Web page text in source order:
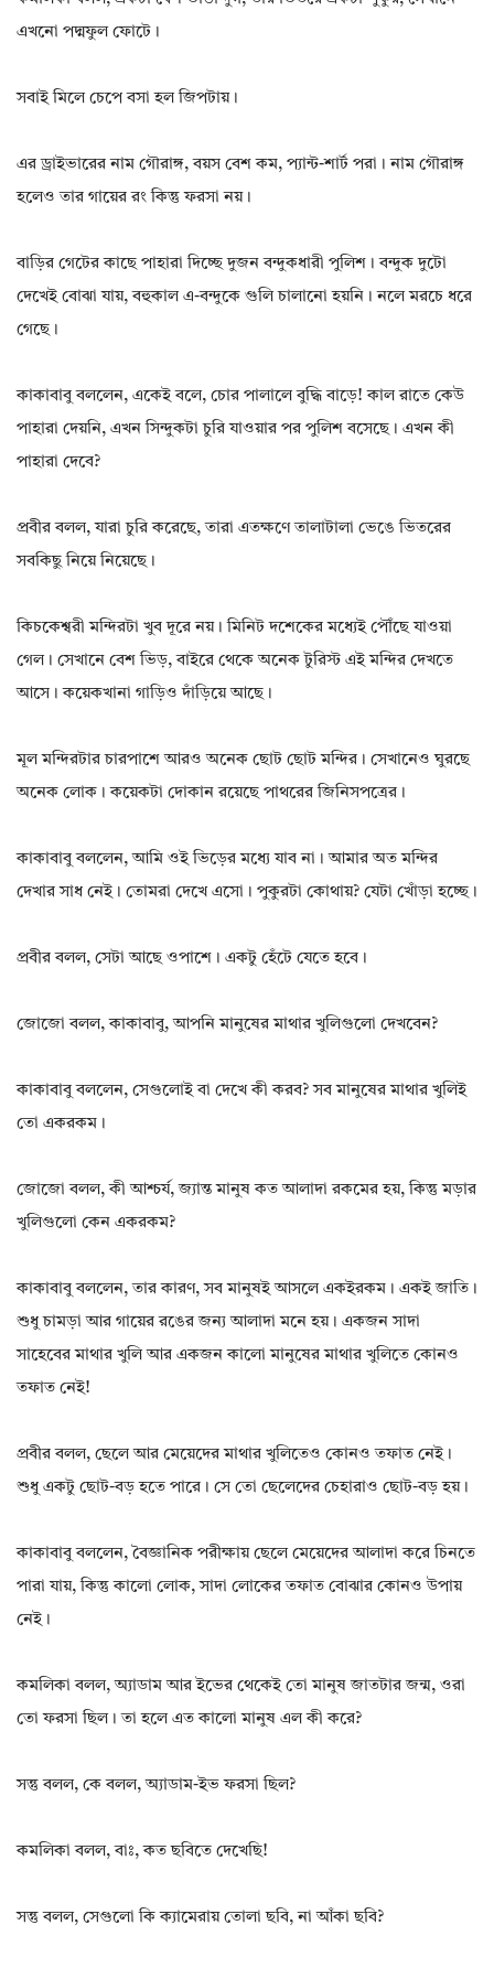
এখনো পদ্মফুল ফোটে।
সবাই মিলে চেপে বসা হল জিপটায়।
এর ড্রাইভারের নাম গৌরাঙ্গ, বয়স বেশ কম, প্যান্ট-শার্ট পরা। নাম গৌরাঙ্গ
হলেও তার গায়ের রং কিন্তু ফরসা নয়।
বাড়ির গেটের কাছে পাহারা দিচ্ছে দুজন বন্দুকধারী পুলিশ। বন্দুক দুটো
দেখেই বোঝা যায়, বহুকাল এ-বন্দুকে গুলি চালানো হয়নি। নলে মরচে ধরে
গেছে।
কাকাবাবু বললেন, একেই বলে, চোর পালালে বুদ্ধি বাড়ে! কাল রাতে কেউ
পাহারা দেয়নি, এখন সিন্দুকটা চুরি যাওয়ার পর পুলিশ বসেছে। এখন কী
পাহারা দেবে?
প্ৰবীর বলল, যারা চুরি করেছে, তারা এতক্ষণে তালাটালা ভেঙে ভিতরের
সবকিছু নিয়ে নিয়েছে।
কিচকেশ্বরী মন্দিরটা খুব দূরে নয়। মিনিট দশেকের মধ্যেই পৌঁছে যাওয়া
গেল। সেখানে বেশ ভিড়, বাইরে থেকে অনেক টুরিস্ট এই মন্দির দেখতে
আসে। কয়েকখানা গাড়িও দাঁড়িয়ে আছে।
মূল মন্দিরটার চারপাশে আরও অনেক ছোট ছোট মন্দির। সেখানেও ঘুরছে
অনেক লোক। কয়েকটা দোকান রয়েছে পাথরের জিনিসপত্রের।
কাকাবাবু বললেন, আমি ওই ভিড়ের মধ্যে যাব না। আমার অত মন্দির
দেখার সাধ নেই। তোমরা দেখে এসো। পুকুরটা কোথায়? যেটা খোঁড়া হচ্ছে।
প্ৰবীর বলল, সেটা আছে ওপাশে। একটু হেঁটে যেতে হবে।
জোজো বলল, কাকাবাবু, আপনি মানুষের মাথার খুলিগুলো দেখবেন?
কাকাবাবু বললেন, সেগুলোই বা দেখে কী করব? সব মানুষের মাথার খুলিই
তো একরকম।
জোজো বলল, কী আশ্চর্য, জ্যান্ত মানুষ কত আলাদা রকমের হয়, কিন্তু মড়ার
খুলিগুলো কেন একরকম?
কাকাবাবু বললেন, তার কারণ, সব মানুষই আসলে একইরকম। একই জাতি।
শুধু চামড়া আর গায়ের রঙের জন্য আলাদা মনে হয়। একজন সাদা
সাহেবের মাথার খুলি আর একজন কালো মানুষের মাথার খুলিতে কোনও
তফাত নেই!
প্ৰবীর বলল, ছেলে আর মেয়েদের মাথার খুলিতেও কোনও তফাত নেই।
শুধু একটু ছোট-বড় হতে পারে। সে তো ছেলেদের চেহারাও ছোট-বড় হয়।
কাকাবাবু বললেন, বৈজ্ঞানিক পরীক্ষায় ছেলে মেয়েদের আলাদা করে চিনতে
পারা যায়, কিন্তু কালো লোক, সাদা লোকের তফাত বোঝার কোনও উপায়
নেই।
কমলিকা বলল, অ্যাডাম আর ইভের থেকেই তো মানুষ জাতটার জন্ম, ওরা
তো ফরসা ছিল। তা হলে এত কালো মানুষ এল কী করে?
সন্তু বলল, কে বলল, অ্যাডাম-ইভ ফরসা ছিল?
কমলিকা বলল, বাঃ, কত ছবিতে দেখেছি!
সন্তু বলল, সেগুলো কি ক্যামেরায় তোলা ছবি, না আঁকা ছবি?